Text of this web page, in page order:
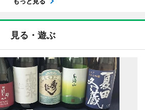
見る・遊ぶ